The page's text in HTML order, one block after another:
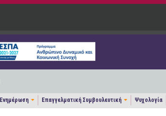
Ενημέρωση Επαγγελματική Συμβουλευτική Ψυχολογία